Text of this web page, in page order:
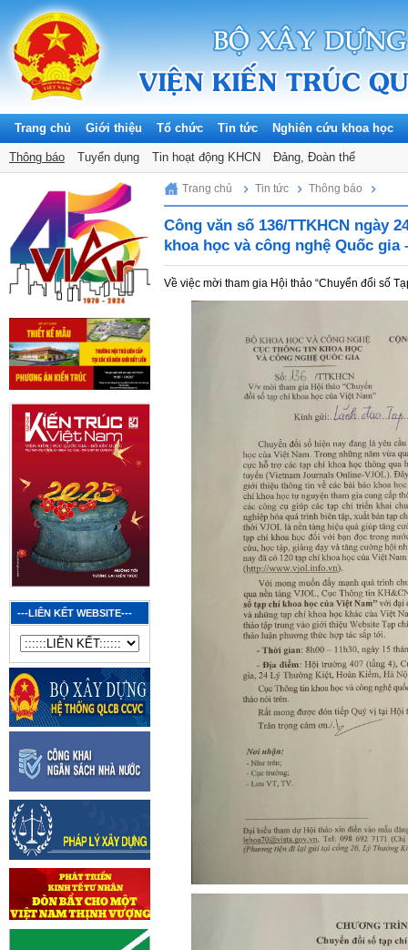
Trang chủ Giới thiệu Tổ chức Tin tức
Thông báo Tuyển dụng Tin hoạt động KHCN Đảng, Đoàn thể
Nghiên cứu khoa học
Sunday, 09/08/2026
---LIÊN KẾT WEBSITE---
Trang chủ Tin tức Thông báo
Công văn số 136/TTKHCN ngày
khoa học và công nghệ Quốc gia
Về việc mời tham gia Hội thảo “Chuyển đổi số